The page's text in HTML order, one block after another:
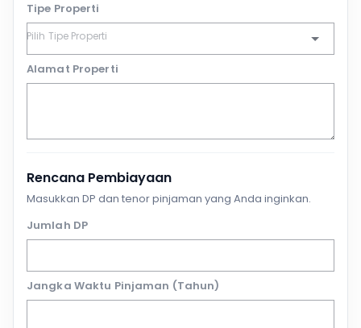
Tipe Properti
Alamat Properti
Rencana Pembiayaan
Masukkan DP dan tenor pinjaman yang Anda inginkan.
Jumlah DP
Jangka Waktu Pinjaman (Tahun)